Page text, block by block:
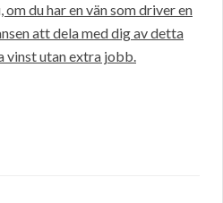
du har en vän som driver en
att dela med dig av detta
vinst utan extra jobb.